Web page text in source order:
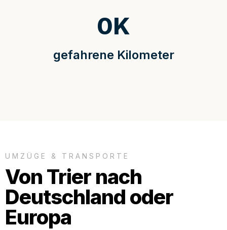
gefahrene Kilometer
0K
UMZÜGE & TRANSPORTE
Von Trier nach
Deutschland oder
Europa